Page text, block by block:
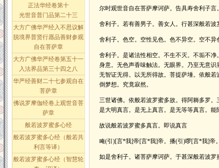
正法华经卷第十
光世音普门品第二十三
大方广佛华严经入不思议解
脱境界普贤行愿品善财参观
自在菩萨章
大方广佛华严经卷第五十一
入法界品第三十四之八
华严经善财二十七参观自在
菩萨章
佛说罗摩伽经卷上观世音菩
萨章
般若波罗蜜多心经
般若波罗蜜多心经（般若共
利言等译）
般若波罗蜜多心经（智慧轮
尔时观世音自在菩萨摩诃萨。告具寿舍利子言
舍利子。若有善男子。善女人。行甚深般若
舍利子。色空。空性见色。色不异空。空不
舍利子。是诸法性相空。不生不灭。不垢不
身意。无色声香味触法。无眼界。乃至无意
无智证无得。以无所得故。菩提萨埵。依般
倒梦想。究竟寂然。
三世诸佛。依般若波罗蜜多故。得阿耨多罗
是大明真言。是无上真言。是无等等真言。能
故说般若波罗蜜多真言。即说真言
唵(引)[言*我]帝[言*我]帝。播(引)啰[言*我]帝
如是舍利子。诸菩萨摩诃萨。于甚深般若波罗